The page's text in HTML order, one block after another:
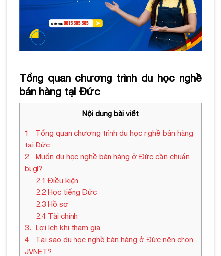
Tổng quan chương trình du học nghề
bán hàng tại Đức
Nội dung bài viết
1
Tổng quan chương trình du học nghề bán hàng
tại Đức
2
Muốn du học nghề bán hàng ở Đức cần chuẩn
bị gì?
2.1 Điều kiện
2.2Học tiếng Đức
2.3Hồ sơ
2.4Tài chính
3
Lợi ích khi tham gia
4
Tại sao du học nghề bán hàng ở Đức nên chọn
JVNET?